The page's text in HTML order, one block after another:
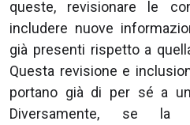
queste, revisionare le
includere nuove
già presenti rispetto a
Questa revisione e
portano già di per sé a
Diversamente, se la